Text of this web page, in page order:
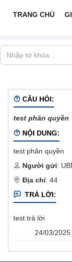
TRANG CHỦ
CÂU HỎI:
test phân quyền
NỘI DUNG:
test phân quyền
Người gửi:
Địa chỉ: 44
TRẢ LỜI:
test trả lời
24/03/